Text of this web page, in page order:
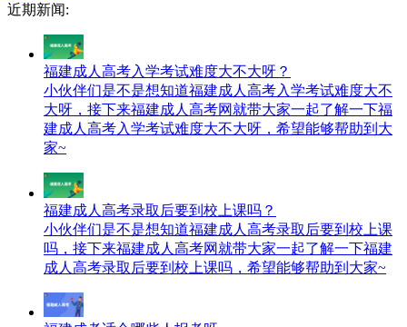
近期新闻:
福建成人高考入学考试难度大不大呀？
小伙伴们是不是想知道福建成人高考入学考试难度大不
大呀，接下来福建成人高考网就带大家一起了解一下福
建成人高考入学考试难度大不大呀，希望能够帮助到大
家~
福建成人高考录取后要到校上课吗？
小伙伴们是不是想知道福建成人高考录取后要到校上课
吗，接下来福建成人高考网就带大家一起了解一下福建
成人高考录取后要到校上课吗，希望能够帮助到大家~